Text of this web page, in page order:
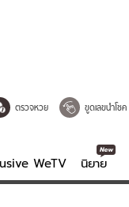
ตรวจหวย ขูดเลขนำโชค
WeTV นิยาย